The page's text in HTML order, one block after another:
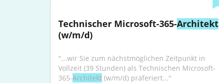
Technischer Microsoft-365-Architekt
(w/m/d)
"...wir Sie zum nächst­möglichen Zeitpunkt in
Vollzeit (39 Stunden) als Technischen Microsoft-
365-Architekt (w/m/d) präferiert..."